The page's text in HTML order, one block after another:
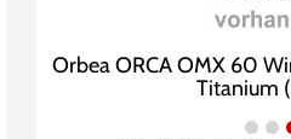
Orbea ORCA OMX 60
Titanium